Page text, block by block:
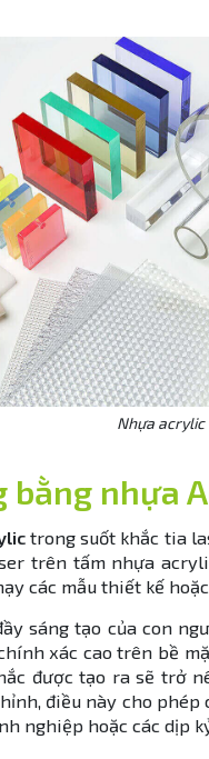
Nhựa acrylic
bằng nhựa
trong suốt khắc tia
trên tấm nhựa
các mẫu thiết kế
sáng tạo của con
xác cao trên bề
được tạo ra sẽ trở
điều này cho
nghiệp hoặc các dịp